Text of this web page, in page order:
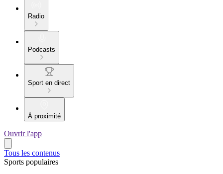
Radio
Podcasts
Sport en direct
À proximité
Ouvrir l'app
Tous les contenus
Sports populaires